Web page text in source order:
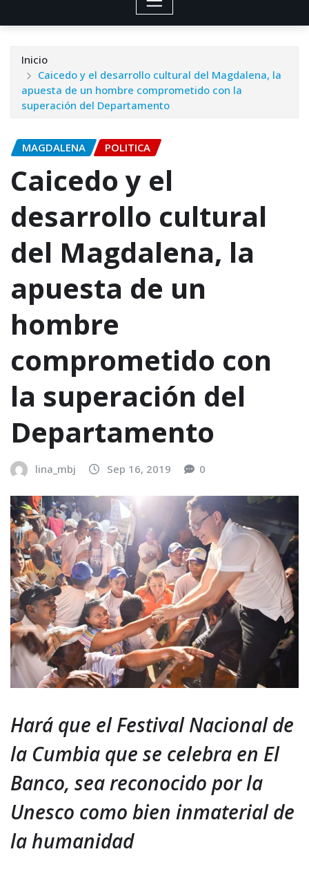
Inicio
Caicedo y el desarrollo cultural del Magdalena, la
apuesta de un hombre comprometido con la
superación del Departamento
MAGDALENA POLITICA
Caicedo y el
desarrollo cultural
del Magdalena, la
apuesta de un
hombre
comprometido con
la superación del
Departamento
lina_mbj Sep 16, 2019 0
Hará que el Festival Nacional de
la Cumbia que se celebra en El
Banco, sea reconocido por la
Unesco como bien inmaterial de
la humanidad